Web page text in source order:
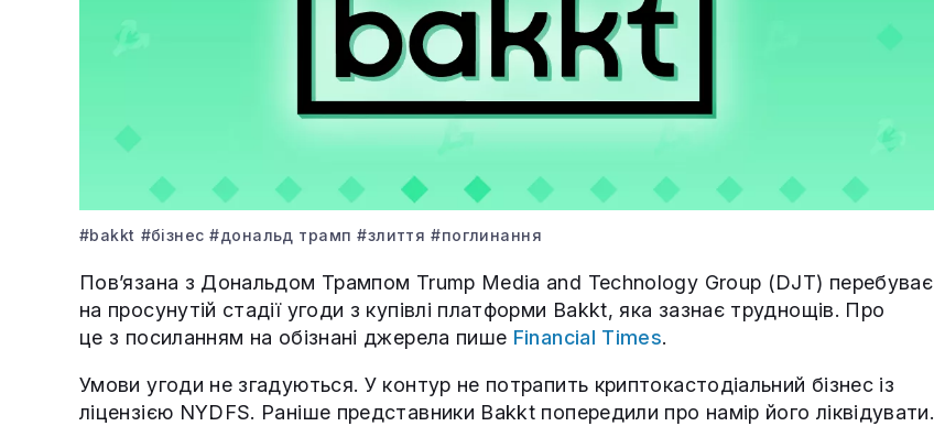
#bakkt #бізнес #дональд трамп #злиття #поглинання
Пов’язана з Дональдом Трампом Trump Media and Technology Group (DJT) перебуває
на просунутій стадії угоди з купівлі платформи Bakkt, яка зазнає труднощів. Про
це з посиланням на обізнані джерела пише Financial Times.
Умови угоди не згадуються. У контур не потрапить криптокастодіальний бізнес із
ліцензією NYDFS. Раніше представники Bakkt попередили про намір його ліквідувати.